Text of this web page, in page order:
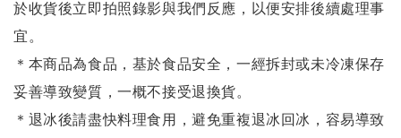
於收貨後立即拍照錄影與我們反應，以便安排後續處理事
宜。
＊本商品為食品，基於食品安全，一經拆封或未冷凍保存
妥善導致變質，一概不接受退換貨。
＊退冰後請盡快料理食用，避免重複退冰回冰，容易導致